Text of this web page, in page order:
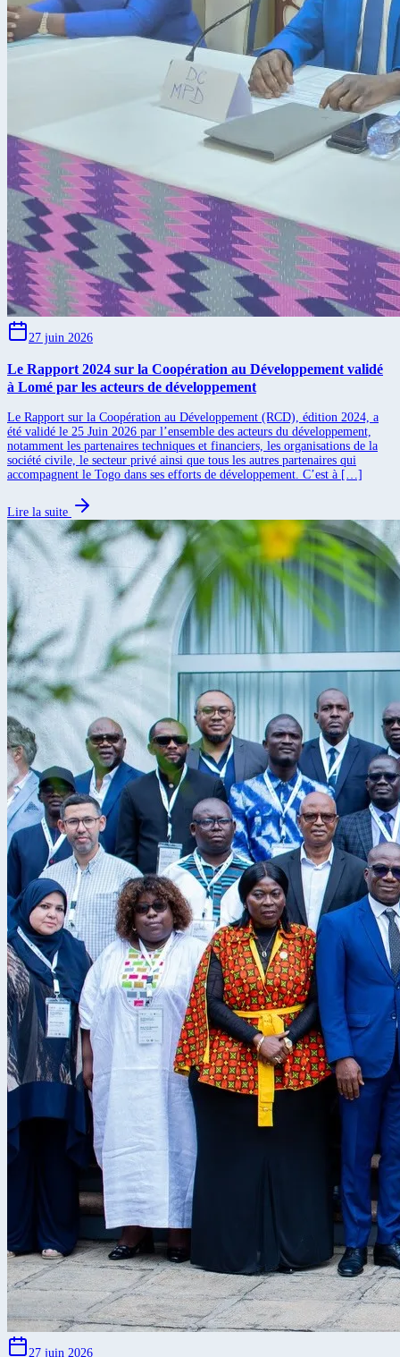
27 juin 2026
Le Rapport 2024 sur la Coopération au Développement validé
à Lomé par les acteurs de développement
Le Rapport sur la Coopération au Développement (RCD), édition 2024, a
été validé le 25 Juin 2026 par l’ensemble des acteurs du développement,
notamment les partenaires techniques et financiers, les organisations de la
société civile, le secteur privé ainsi que tous les autres partenaires qui
accompagnent le Togo dans ses efforts de développement. C’est à […]
Lire la suite
27 juin 2026